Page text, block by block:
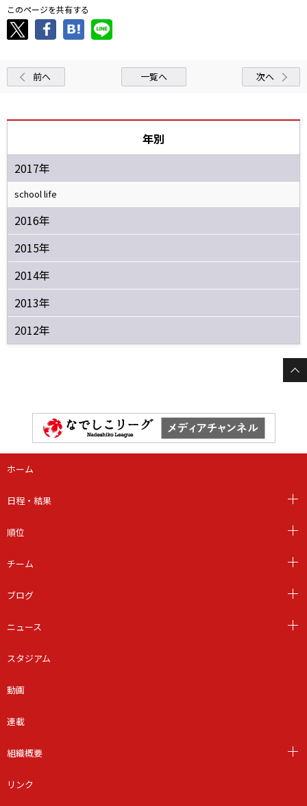
このページを共有する
前へ 一覧へ 次へ
年別
2017年
school life
2016年
2015年
2014年
2013年
2012年
ホーム
日程・結果
順位
チーム
ブログ
ニュース
スタジアム
動画
連載
組織概要
リンク